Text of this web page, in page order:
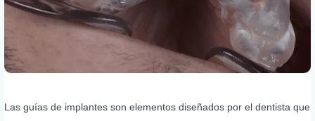
Las guías de implantes son elementos diseñados por el dentista que